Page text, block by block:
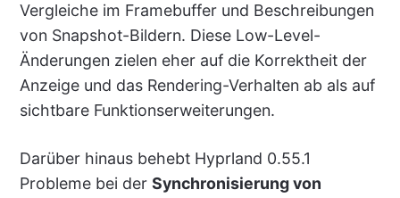
Vergleiche im Framebuffer und Beschreibungen
von Snapshot-Bildern. Diese Low-Level-
Änderungen zielen eher auf die Korrektheit der
Anzeige und das Rendering-Verhalten ab als auf
sichtbare Funktionserweiterungen.
Darüber hinaus behebt Hyprland 0.55.1
Probleme bei der Synchronisierung von